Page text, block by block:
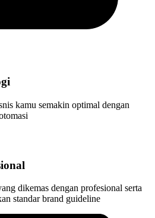
kamu semakin optimal dengan
dikemas dengan profesional serta
standar brand guideline